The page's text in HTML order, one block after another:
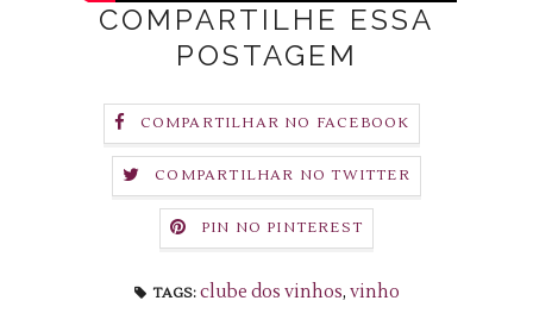
COMPARTILHE ESSA
POSTAGEM
COMPARTILHAR NO FACEBOOK
COMPARTILHAR NO TWITTER
PIN NO PINTEREST
TAGS: clube dos vinhos, vinho